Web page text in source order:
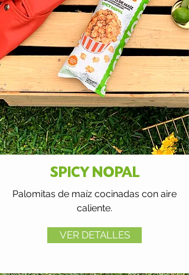
SPICY NOPAL
Palomitas de maíz cocinadas con aire
caliente.
VER DETALLES